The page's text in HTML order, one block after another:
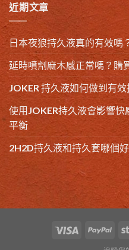
近期文章
日本夜狼持久液真的有效嗎
延時噴劑麻木感正常嗎？購
JOKER 持久液如何做到有
使用JOKER持久液會影響
平衡
2H2D持久液和持久套哪個